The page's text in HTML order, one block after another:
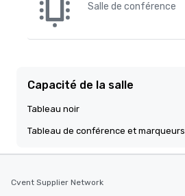
Salle de conférence
Capacité de la salle
Tableau noir
Tableau de conférence et marqueurs
Cvent Supplier Network